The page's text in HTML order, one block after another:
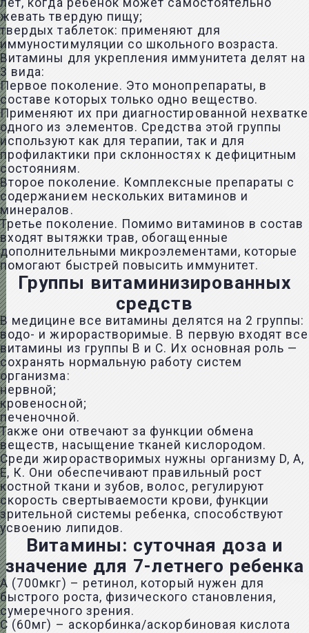
лет, когда ребенок может самостоятельно
жевать твердую пищу;
твердых таблеток: применяют для
иммуностимуляции со школьного возраста.
Витамины для укрепления иммунитета делят на
3 вида:
Первое поколение. Это монопрепараты, в
составе которых только одно вещество.
Применяют их при диагностированной нехватке
одного из элементов. Средства этой группы
используют как для терапии, так и для
профилактики при склонностях к дефицитным
состояниям.
Второе поколение. Комплексные препараты с
содержанием нескольких витаминов и
минералов.
Третье поколение. Помимо витаминов в состав
входят вытяжки трав, обогащенные
дополнительными микроэлементами, которые
помогают быстрей повысить иммунитет.
Группы витаминизированных
средств
В медицине все витамины делятся на 2 группы:
водо- и жирорастворимые. В первую входят все
витамины из группы В и С. Их основная роль —
сохранять нормальную работу систем
организма:
нервной;
кровеносной;
печеночной.
Также они отвечают за функции обмена
веществ, насыщение тканей кислородом.
Среди жирорастворимых нужны организму D, А,
Е, К. Они обеспечивают правильный рост
костной ткани и зубов, волос, регулируют
скорость свертываемости крови, функции
зрительной системы ребенка, способствуют
усвоению липидов.
Витамины: суточная доза и
значение для 7-летнего ребенка
А (700мкг) – ретинол, который нужен для
быстрого роста, физического становления,
сумеречного зрения.
С (60мг) – аскорбинка/аскорбиновая кислота